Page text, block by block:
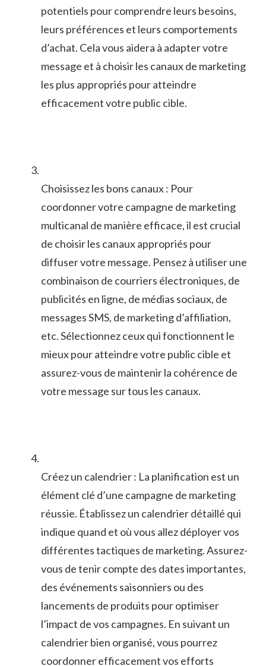
potentiels pour ⁢comprendre ‌leurs‍ besoins,⁤
leurs ⁢préférences et leurs​ comportements
‌d’achat. Cela vous aidera à‍ adapter‍ votre
message et à choisir les canaux ⁣de marketing
les plus appropriés pour⁤ atteindre
efficacement‌ votre ‍public cible.
Choisissez ‌les bons‍ canaux : Pour
coordonner votre campagne de marketing
multicanal de manière efficace, il est ⁢crucial
de choisir les‍ canaux appropriés pour
diffuser ‌votre message. Pensez à utiliser une
combinaison de courriers électroniques, de
publicités en ligne, ‍de⁣ médias sociaux, de
messages ⁣SMS,‍ de‍ marketing d’affiliation,
⁣etc. Sélectionnez ceux qui⁣ fonctionnent le
mieux ‍pour atteindre votre public‍ cible et‍
assurez-vous de maintenir la cohérence ⁤de
votre message sur tous les canaux.
Créez un⁤ calendrier ⁤: La ⁢planification est un
élément ‌clé d’une ⁤campagne de marketing
réussie. Établissez un calendrier détaillé qui
⁤indique quand et où ⁣vous ⁤allez ⁢déployer‌ vos
⁣différentes tactiques‍ de marketing. Assurez-
vous de ⁢tenir ‍compte des⁤ dates importantes,
des événements‌ saisonniers ou⁣ des
lancements⁣ de produits pour⁤ optimiser
l’impact ⁢de vos ⁢campagnes. En ⁤suivant⁢ un
calendrier​ bien organisé,‌ vous pourrez
coordonner⁢ efficacement vos efforts